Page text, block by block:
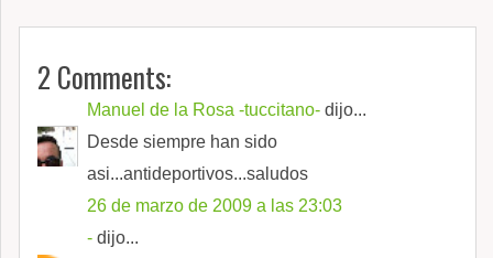
2 Comments:
Manuel de la Rosa -tuccitano- dijo...
Desde siempre han sido
asi...antideportivos...saludos
26 de marzo de 2009 a las 23:03
- dijo...